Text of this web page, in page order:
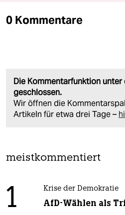
0 Kommentare
Die Kommentarfunktion
geschlossen.
Wir öffnen die
Artikeln für etwa drei Tage –
meistkommentiert
1 Krise der Demokratie
AfD-Wählen als